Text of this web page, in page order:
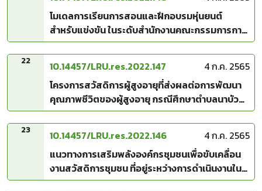
โมเดลการเรียนการสอนและฝึกอบรมหุ่นยนต์
สำหรับแข่งขัน ในระดับสำนักงานคณะกรรมการการ
ศึกษาขั้นพื้นฐาน
22 10.14457/LRU.res.2022.147
4 ก.ค. 2565
โครงการสวัสดิการผู้สูงอายุที่ส่งผลต่อการพัฒนา
คุณภาพชีวิตของผู้สูงอายุ กรณีศึกษาตำบลนาบัว
อำเภอเมืองสุรินทร์ จังหวัดสุรินทร์
23 10.14457/LRU.res.2022.146
4 ก.ค. 2565
แนวทางการเสริมพลังองค์กรชุมชนเพื่อขับเคลื่อน
งานสวัสดิการชุมชน ที่อยู่ระหว่างการดำเนินงานใน
จังหวัดเลย